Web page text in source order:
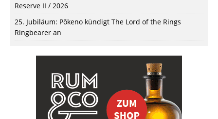
Reserve II / 2026
25. Jubiläum: Pōkeno kündigt The Lord of the Rings
Ringbearer an